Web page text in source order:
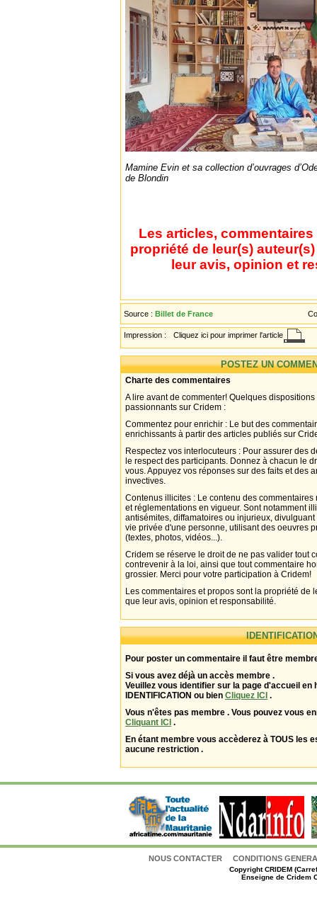
Mamine Evin et sa collection d’ouvrages
de Blondin
Les articles,
propriété de leur(s)
leur avis, opinion et
Source : Billet de France
Impression : Cliquez ici pour imprimer l'article
POSTEZ UN
Charte des commentaires
A lire avant de commenter! Quelques
passionnants sur Cridem :
Commentez pour enrichir : Le but des
enrichissants à partir des articles publiés sur
Respectez vos interlocuteurs : Pour assurer des
le respect des participants. Donnez à chacun le
vous. Appuyez vos réponses sur des faits et des
invectives.
Contenus illicites : Le contenu des
et réglementations en vigueur. Sont notamment
antisémites, diffamatoires ou injurieux,
vie privée d'une personne, utilisant des oeuvres
(textes, photos, vidéos...).
Cridem se réserve le droit de ne pas valider tout
contrevenir à la loi, ainsi que tout commentaire
grossier. Merci pour votre participation à Cridem!
Les commentaires et propos sont la propriété de
que leur avis, opinion et responsabilité.
Pour poster un commentaire il faut être
Si vous avez déjà un accès membre .
Veuillez vous identifier sur la page d'accueil en
IDENTIFICATION ou bien Cliquez ICI .
Vous n'êtes pas membre . Vous pouvez vous
Cliquant ICI .
En étant membre vous accèderez à TOUS les
aucune restriction .
NOUS CONTACTER CONDITIONS
CopyrightCRIDEM
Enseigne de Cridem